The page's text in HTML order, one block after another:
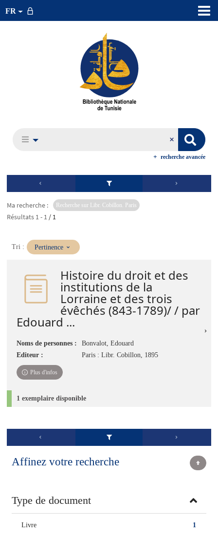
FR
recherche avancée
Ma recherche : Recherche sur Libr. Cobillon. Paris
Résultats 1 - 1 / 1
Tri : (Mise
immédiate)
Pertinence
Histoire du droit et des
institutions de la
Lorraine et des trois
évêchés (843-1789)/ / par
Edouard ...
Noms de personnes :
Bonvalot, Edouard
Editeur :
Paris : Libr. Cobillon, 1895
Plus d'infos
1 exemplaire disponible
Affinez votre recherche
Type de document
1
Livre